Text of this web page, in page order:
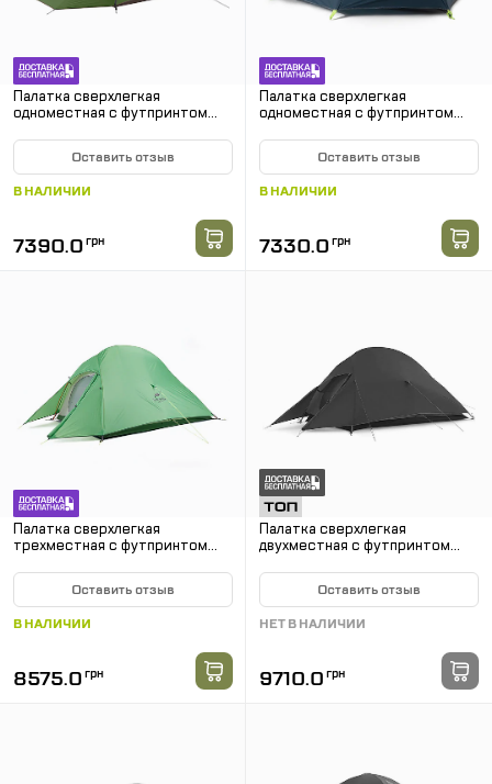
Палатка сверхлегкая
одноместная с футпринтом
NH18T010-T, 20D, темно-
зеленыйОставить отзыв
В НАЛИЧИИ
7390.0 грн
Палатка сверхлегкая
одноместная с футпринтом
NH18A095-D, 210T, темно-
Оставить отзыв
В НАЛИЧИИ
7330.0 грн
Палатка сверхлегкая
трехместная с футпринтом
NH18T030-T, 210T, зеленый
Оставить отзыв
В НАЛИЧИИ
8575.0 грн
Палатка сверхлегкая
двухместная с футпринтом
NH17T001-T, 20D, темно-синий
Оставить отзыв
НЕТ В НАЛИЧИИ
9710.0 грн